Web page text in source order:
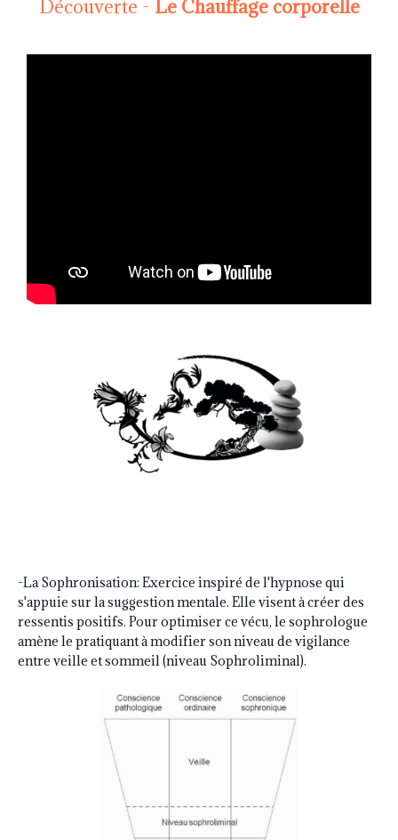
Découverte - Le Chauffage corporelle
-La Sophronisation: Exercice inspiré de l'hypnose qui
s'appuie sur la suggestion mentale. Elle visent à créer des
ressentis positifs. Pour optimiser ce vécu, le sophrologue
amène le pratiquant à modifier son niveau de vigilance
entre veille et sommeil (niveau Sophroliminal).